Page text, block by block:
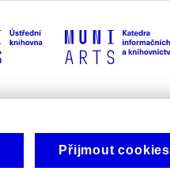
Přijmout cookies